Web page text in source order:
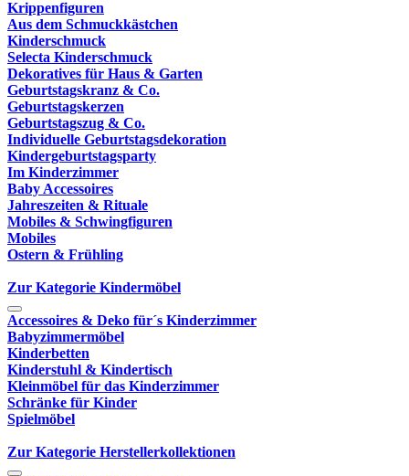
Krippenfiguren
Aus dem Schmuckkästchen
Kinderschmuck
Selecta Kinderschmuck
Dekoratives für Haus & Garten
Geburtstagskranz & Co.
Geburtstagskerzen
Geburtstagszug & Co.
Individuelle Geburtstagsdekoration
Kindergeburtstagsparty
Im Kinderzimmer
Baby Accessoires
Jahreszeiten & Rituale
Mobiles & Schwingfiguren
Mobiles
Ostern & Frühling
Zur Kategorie Kindermöbel
Accessoires & Deko für´s Kinderzimmer
Babyzimmermöbel
Kinderbetten
Kinderstuhl & Kindertisch
Kleinmöbel für das Kinderzimmer
Schränke für Kinder
Spielmöbel
Zur Kategorie Herstellerkollektionen